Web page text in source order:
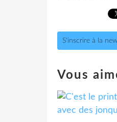
S'inscrire à la
Vous